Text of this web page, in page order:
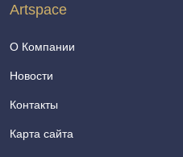
Artspace
О Компании
Новости
Контакты
Карта сайта